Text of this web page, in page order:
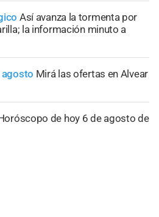
Así avanza la tormenta por
la información minuto a
agosto Mirá las ofertas en Alvear
de hoy 6 de agosto de